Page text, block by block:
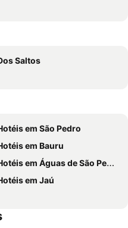
Saltos
em São Pedro
em Bauru
em Águas de São Pedro
em Jaú